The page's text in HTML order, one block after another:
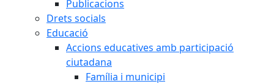
Publicacions
Drets socials
Educació
Accions educatives amb participació
ciutadana
Família i municipi